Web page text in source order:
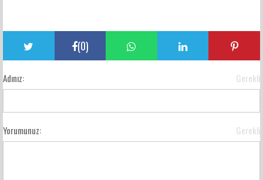
(0)
Adınız: Gerekli
Yorumunuz: Gerekli